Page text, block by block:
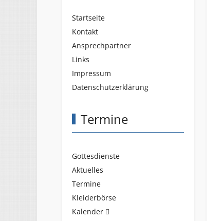
Startseite
Kontakt
Ansprechpartner
Links
Impressum
Datenschutzerklärung
Termine
Gottesdienste
Aktuelles
Termine
Kleiderbörse
Kalender